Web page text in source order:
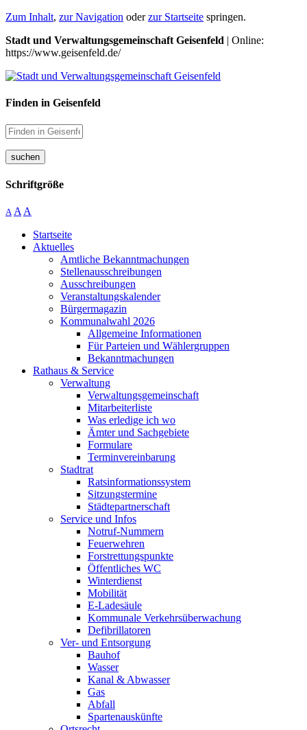
Zum Inhalt, zur Navigation oderzur Startseite springen.
Stadt und Verwaltungsgemeinschaft Geisenfeld | Online:
https://www.geisenfeld.de/
Finden in Geisenfeld
suchen
Schriftgröße
A A A
Startseite
Aktuelles
Amtliche Bekanntmachungen
Stellenausschreibungen
Ausschreibungen
Veranstaltungskalender
Bürgermagazin
Kommunalwahl 2026
Allgemeine Informationen
Für Parteien und Wählergruppen
Bekanntmachungen
Rathaus & Service
Verwaltung
Verwaltungsgemeinschaft
Mitarbeiterliste
Was erledige ich wo
Ämter und Sachgebiete
Formulare
Terminvereinbarung
Stadtrat
Ratsinformationssystem
Sitzungstermine
Städtepartnerschaft
Service und Infos
Notruf-Nummern
Feuerwehren
Forstrettungspunkte
Öffentliches WC
Winterdienst
Mobilität
E-Ladesäule
Kommunale Verkehrsüberwachung
Defibrillatoren
Ver- und Entsorgung
Bauhof
Wasser
Kanal & Abwasser
Gas
Abfall
Spartenauskünfte